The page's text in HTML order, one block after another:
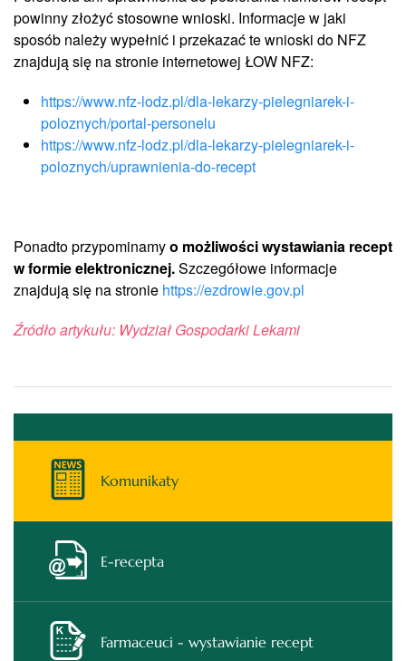
powinny złożyć stosowne wnioski. Informacje w jaki
sposób należy wypełnić i przekazać te wnioski do NFZ
znajdują się na stronie internetowej ŁOW NFZ:
https://www.nfz-lodz.pl/dla-lekarzy-pielegniarek-i-
poloznych/portal-personelu
https://www.nfz-lodz.pl/dla-lekarzy-pielegniarek-i-
poloznych/uprawnienia-do-recept
Ponadto przypominamyo możliwości wystawiania recept
w formie elektronicznej.Szczegółowe informacje
znajdują się na stronie https://ezdrowie.gov.pl
Źródło artykułu: Wydział Gospodarki Lekami
Komunikaty
E-recepta
Farmaceuci - wystawianie recept